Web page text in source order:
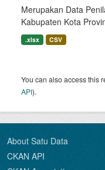
Merupakan Data
Kabupaten Kota
.xlsx CSV
You can also access this
API).
About Satu Data
CKAN API